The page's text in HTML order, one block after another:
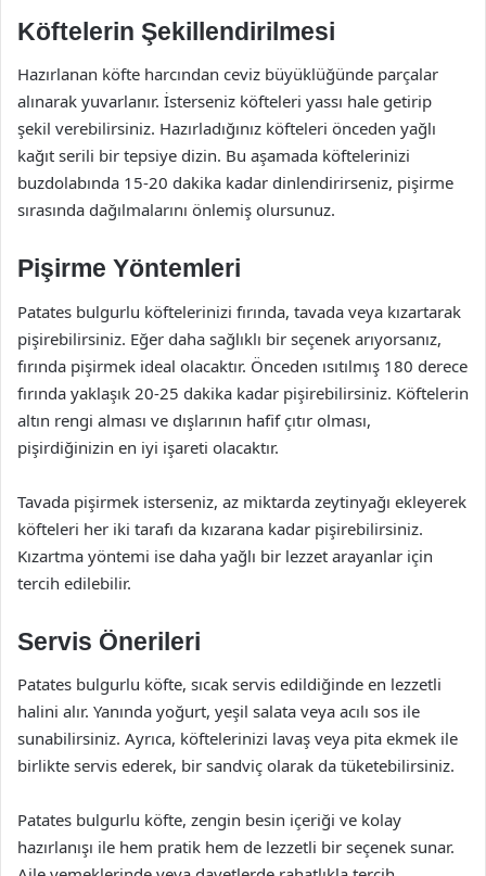
Köftelerin Şekillendirilmesi
Hazırlanan köfte harcından ceviz büyüklüğünde parçalar
alınarak yuvarlanır. İsterseniz köfteleri yassı hale getirip
şekil verebilirsiniz. Hazırladığınız köfteleri önceden yağlı
kağıt serili bir tepsiye dizin. Bu aşamada köftelerinizi
buzdolabında 15-20 dakika kadar dinlendirirseniz, pişirme
sırasında dağılmalarını önlemiş olursunuz.
Pişirme Yöntemleri
Patates bulgurlu köftelerinizi fırında, tavada veya kızartarak
pişirebilirsiniz. Eğer daha sağlıklı bir seçenek arıyorsanız,
fırında pişirmek ideal olacaktır. Önceden ısıtılmış 180 derece
fırında yaklaşık 20-25 dakika kadar pişirebilirsiniz. Köftelerin
altın rengi alması ve dışlarının hafif çıtır olması,
pişirdiğinizin en iyi işareti olacaktır.
Tavada pişirmek isterseniz, az miktarda zeytinyağı ekleyerek
köfteleri her iki tarafı da kızarana kadar pişirebilirsiniz.
Kızartma yöntemi ise daha yağlı bir lezzet arayanlar için
tercih edilebilir.
Servis Önerileri
Patates bulgurlu köfte, sıcak servis edildiğinde en lezzetli
halini alır. Yanında yoğurt, yeşil salata veya acılı sos ile
sunabilirsiniz. Ayrıca, köftelerinizi lavaş veya pita ekmek ile
birlikte servis ederek, bir sandviç olarak da tüketebilirsiniz.
Patates bulgurlu köfte, zengin besin içeriği ve kolay
hazırlanışı ile hem pratik hem de lezzetli bir seçenek sunar.